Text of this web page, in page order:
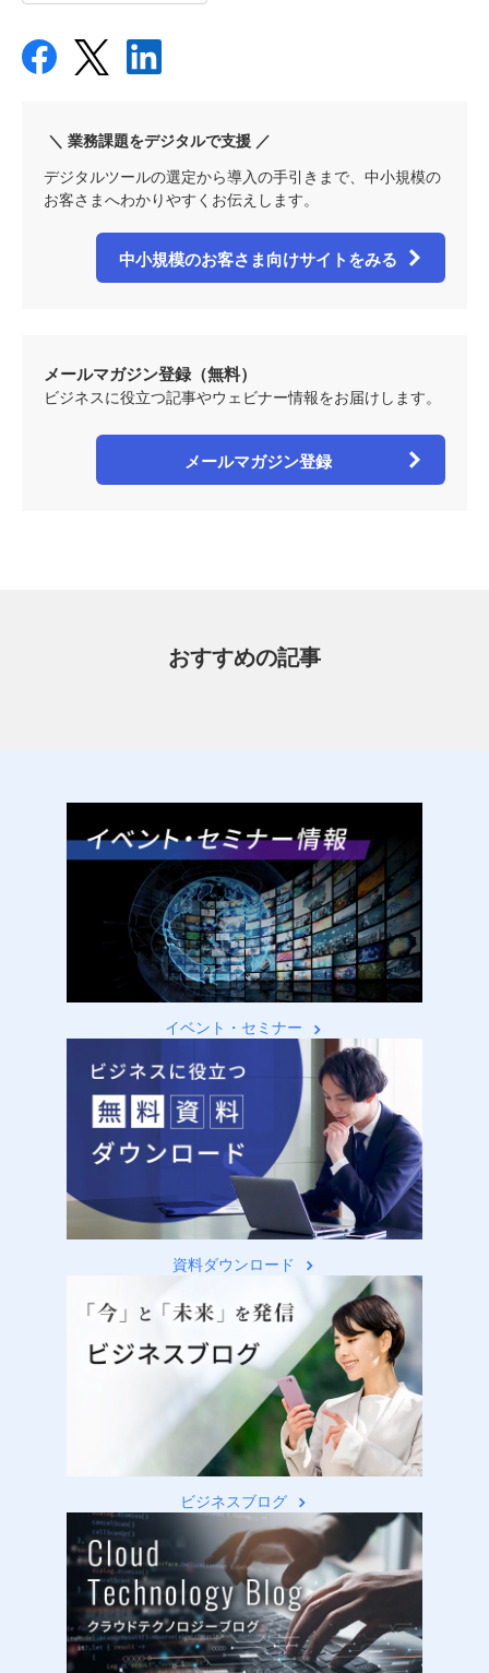
＼ 業務課題をデジタルで支援 ／
デジタルツールの選定から導入の手引きまで、中小規模の
お客さまへわかりやすくお伝えします。
中小規模のお客さま向けサイトをみる
メールマガジン登録（無料）
ビジネスに役立つ記事やウェビナー情報をお届けします。
メールマガジン登録
おすすめの記事
イベント・セミナー
資料ダウンロード
ビジネスブログ